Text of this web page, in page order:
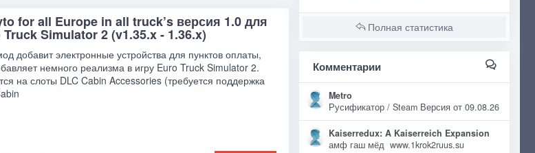
for all Europe in all truck’s версия 1.0 для
Truck Simulator 2 (v1.35.x - 1.36.x)
добавит электронные устройства для пунктов оплаты,
немного реализма в игру Euro Truck Simulator 2.
на слоты DLC Cabin Accessories (требуется поддержка
Полная статистика
Комментарии
Metro
Русификатор / Steam Версия от 09.08.26
Kaiserredux: A Kaiserreich Expansion
амф гаш мёд www.1krok2ruus.su